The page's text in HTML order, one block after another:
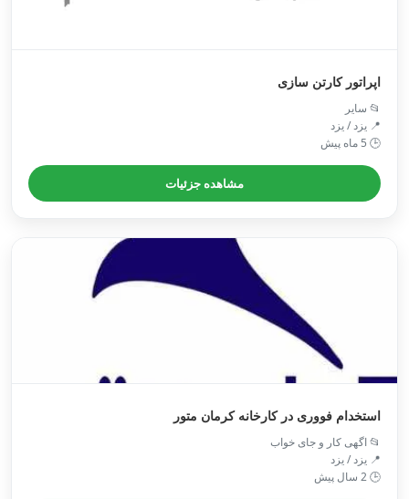
اپراتور کارتن سازی
📂 سایر
📍 یزد / یزد
🕒 5 ماه پیش
مشاهده جزئیات
استخدام فووری در کارخانه کرمان متور
📂 اگهی کار و جای خواب
📍 یزد / يزد
🕒 2 سال پیش